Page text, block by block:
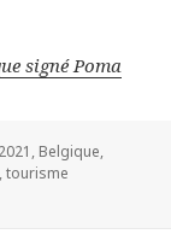
signé Poma
Mots-
2021 , Belgique,
,tourisme